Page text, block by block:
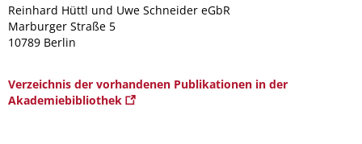
Reinhard Hüttl und Uwe Schneider eGbR
Marburger Straße 5
10789 Berlin
Verzeichnis der vorhandenen Publikationen in der
Akademiebibliothek